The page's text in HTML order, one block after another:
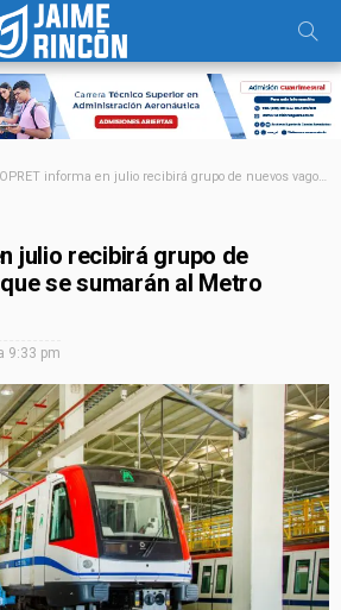
OPRET informa en julio recibirá grupo de nuevos vagones que se sumarán al Metro
julio recibirá grupo de
se sumarán al Metro
9:33 pm